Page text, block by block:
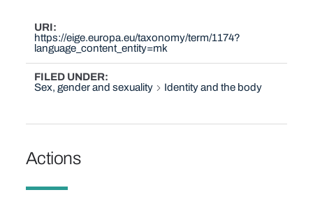
URI
https://eige.europa.eu/taxonomy/term/1174?
language_content_entity=mk
FILED UNDER
Sex, gender and sexuality
Identity and the body
Actions